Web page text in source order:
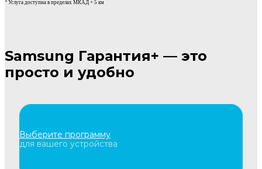
Услуга доступна в пределах МКАД + 5 км
Samsung Гарантия+ — это
просто и удобно
Выберите программу
для вашего устройства